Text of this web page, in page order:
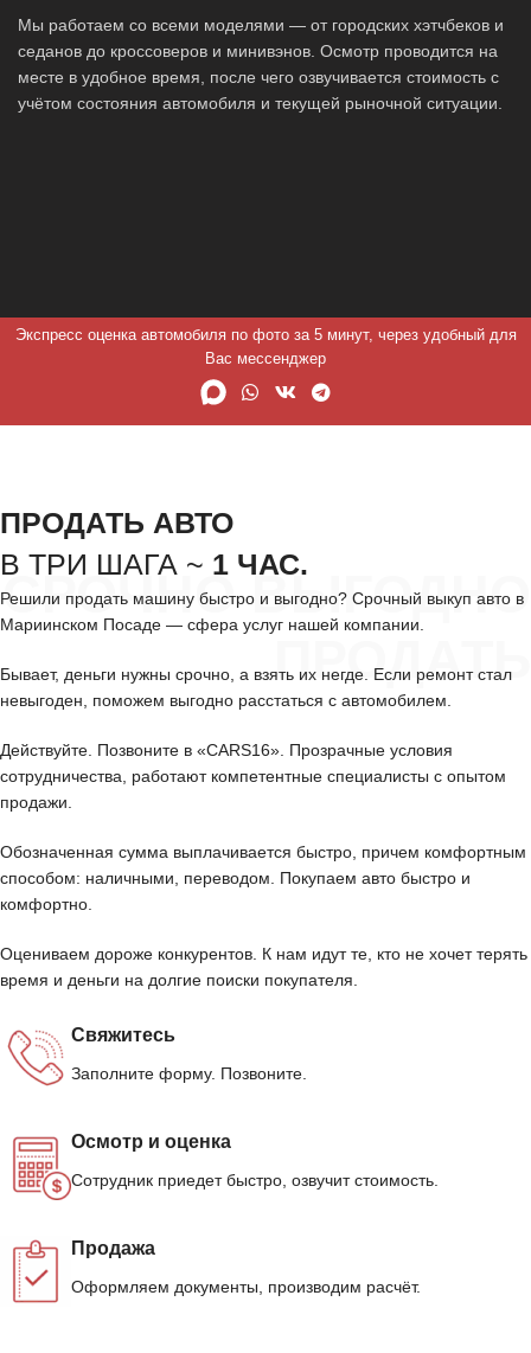
Мы работаем со всеми моделями — от городских хэтчбеков и
седанов до кроссоверов и минивэнов. Осмотр проводится на
месте в удобное время, после чего озвучивается стоимость с
учётом состояния автомобиля и текущей рыночной ситуации.
Экспресс оценка автомобиля по фото за 5 минут, через удобный для
Вас мессенджер
СРОЧНО ВЫГОДНО
ПРОДАТЬ
ПРОДАТЬ АВТО
В ТРИ ШАГА ~ 1 ЧАС.
Решили продать машину быстро и выгодно? Срочный выкуп авто в
Мариинском Посаде — сфера услуг нашей компании.
Бывает, деньги нужны срочно, а взять их негде. Если ремонт стал
невыгоден, поможем выгодно расстаться с автомобилем.
Действуйте. Позвоните в «CARS16». Прозрачные условия
сотрудничества, работают компетентные специалисты с опытом
продажи.
Обозначенная сумма выплачивается быстро, причем комфортным
способом: наличными, переводом. Покупаем авто быстро и
комфортно.
Оцениваем дороже конкурентов. К нам идут те, кто не хочет терять
время и деньги на долгие поиски покупателя.
Свяжитесь
Заполните форму. Позвоните.
Осмотр и оценка
Сотрудник приедет быстро, озвучит стоимость.
Продажа
Оформляем документы, производим расчёт.